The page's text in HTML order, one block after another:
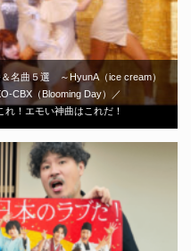
名曲５選 ～HyunA（ice cream）
CBX（Blooming Day）／
！エモい神曲はこれだ！